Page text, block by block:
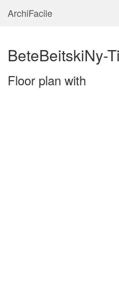
ArchiFacile
BeteBeitskiNy-
Floor plan with